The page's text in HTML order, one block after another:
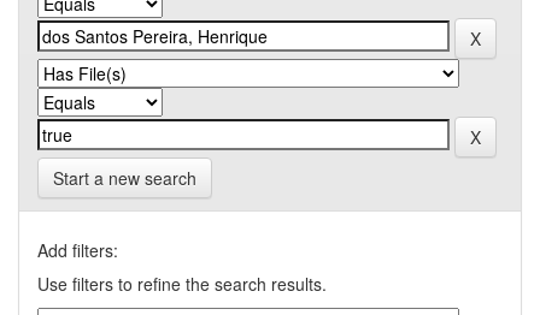
Start a new search
Add filters:
Use filters to refine the search results.